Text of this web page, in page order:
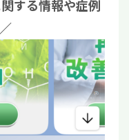
する情報や症例